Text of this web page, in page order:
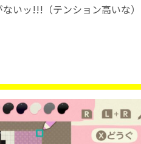
いッ!!!（テンション高いな）